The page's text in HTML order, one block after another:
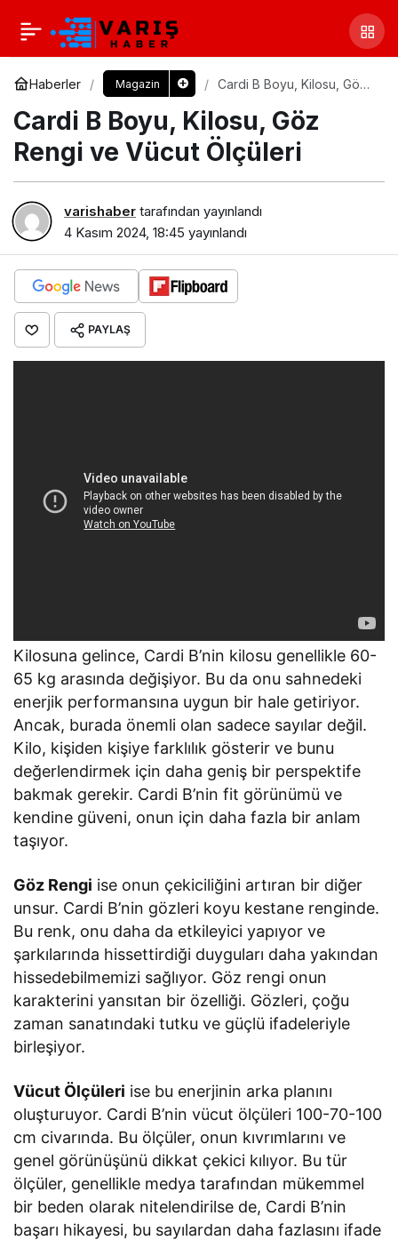
Haberler Magazin
Cardi B Boyu, Kilosu, Göz
Cardi B Boyu, Kilosu, Göz
Rengi ve Vücut Ölçüleri
varishaber tarafından yayınlandı
4 Kasım 2024, 18:45 yayınlandı
PAYLAŞ
Kilosuna gelince, Cardi B’nin kilosu genellikle 60-
65 kg arasında değişiyor. Bu da onu sahnedeki
enerjik performansına uygun bir hale getiriyor.
Ancak, burada önemli olan sadece sayılar değil.
Kilo, kişiden kişiye farklılık gösterir ve bunu
değerlendirmek için daha geniş bir perspektife
bakmak gerekir. Cardi B’nin fit görünümü ve
kendine güveni, onun için daha fazla bir anlam
taşıyor.
Göz Rengi ise onun çekiciliğini artıran bir diğer
unsur. Cardi B’nin gözleri koyu kestane renginde.
Bu renk, onu daha da etkileyici yapıyor ve
şarkılarında hissettirdiği duyguları daha yakından
hissedebilmemizi sağlıyor. Göz rengi onun
karakterini yansıtan bir özelliği. Gözleri, çoğu
zaman sanatındaki tutku ve güçlü ifadeleriyle
birleşiyor.
Vücut Ölçüleri ise bu enerjinin arka planını
oluşturuyor. Cardi B’nin vücut ölçüleri 100-70-100
cm civarında. Bu ölçüler, onun kıvrımlarını ve
genel görünüşünü dikkat çekici kılıyor. Bu tür
ölçüler, genellikle medya tarafından mükemmel
bir beden olarak nitelendirilse de, Cardi B’nin
başarı hikayesi, bu sayılardan daha fazlasını ifade